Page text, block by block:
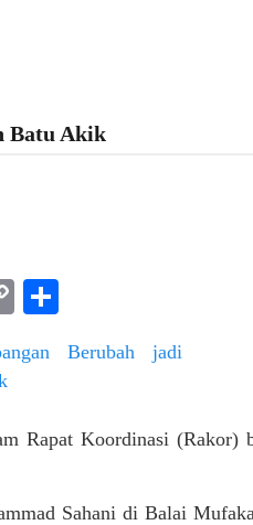
Batu Akik
Copy
Rapat Koordinasi (Rakor)
Sahani di Balai